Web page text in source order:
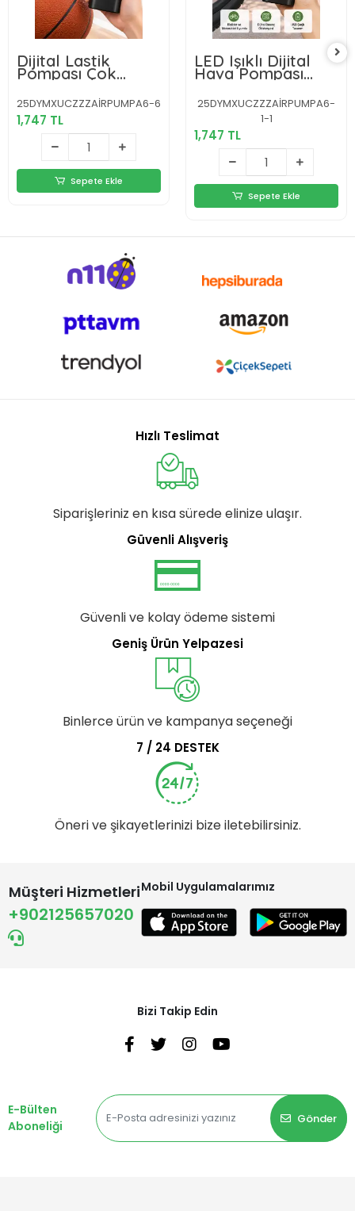
Dijital Lastik
Pompası Çok
Amaçlı Taşınabilir
Kompresör
25DYMXUCZZZAİRPUMPA6-6
1,747 TL
Sepete Ekle
LED Işıklı Dijital
Hava Pompası
Araba Bisiklet
Uyumlu
25DYMXUCZZZAİRPUMPA6-
1-1
1,747 TL
Sepete Ekle
Hızlı Teslimat
Siparişleriniz en kısa sürede elinize ulaşır.
Güvenli Alışveriş
Güvenli ve kolay ödeme sistemi
Geniş Ürün Yelpazesi
Binlerce ürün ve kampanya seçeneği
7 / 24 DESTEK
Öneri ve şikayetlerinizi bize iletebilirsiniz.
Müşteri Hizmetleri
+902125657020
Mobil Uygulamalarımız
Bizi Takip Edin
E-Bülten
Aboneliği
Gönder